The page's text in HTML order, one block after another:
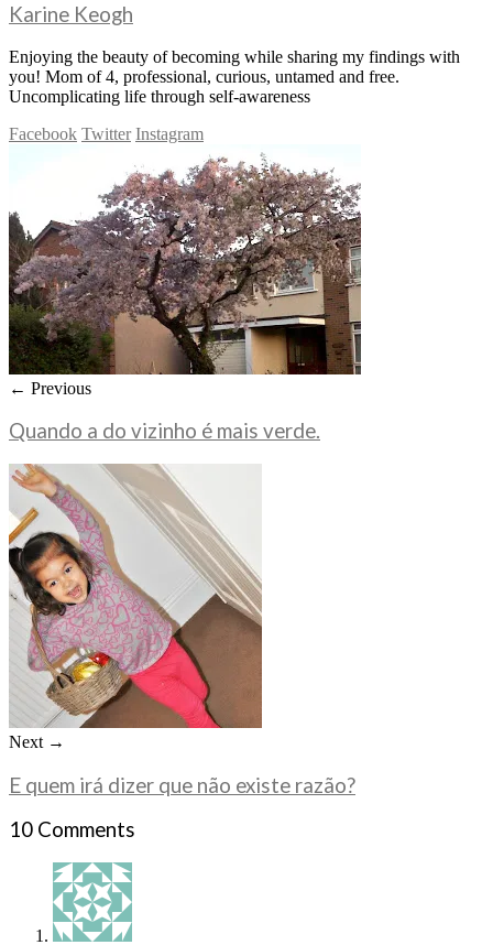
Karine Keogh
Enjoying the beauty of becoming while sharing my findings with
you! Mom of 4, professional, curious, untamed and free.
Uncomplicating life through self-awareness
Facebook Twitter Instagram
← Previous
Quando a do vizinho é mais verde.
Next →
E quem irá dizer que não existe razão?
10 Comments